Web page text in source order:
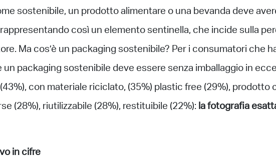
sostenibile, un prodotto alimentare o una bevanda deve
così un elemento sentinella, che incide sulla
Ma cos’è un packaging sostenibile? Per i consumatori che
un packaging sostenibile deve essere senza imballaggio in
con materiale riciclato, (35%) plastic free (29%), prodotto
(28%), riutilizzabile (28%), restituibile (22%): la fotografia
in cifre